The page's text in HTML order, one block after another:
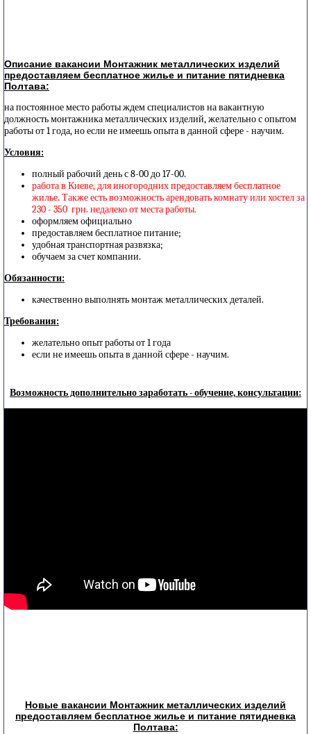
Описание вакансии Монтажник металлических изделий
предоставляем бесплатное жилье и питание пятидневка
Полтава:
на постоянное место работы ждем специалистов на вакантную
должность монтажника металлических изделий, желательно с опытом
работы от 1 года, но если не имеешь опыта в данной сфере - научим.
Условия:
полный рабочий день с 8-00 до 17-00.
работа в Киеве, для иногородних предоставляем бесплатное
жилье. Также есть возможность арендовать комнату или хостел за
230 - 350 грн. недалеко от места работы.
оформляем официально
предоставляем бесплатное питание;
удобная транспортная развязка;
обучаем за счет компании.
Обязанности:
качественно выполнять монтаж металлических деталей.
Требования:
желательно опыт работы от 1 года
если не имеешь опыта в данной сфере - научим.
Возможность дополнительно заработать - обучение, консультации:
Новые вакансии Монтажник металлических изделий
предоставляем бесплатное жилье и питание пятидневка
Полтава: